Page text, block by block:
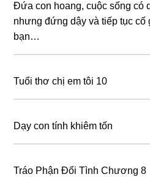
Đứa con hoang, cuộc sống có
nhưng đứng dậy và tiếp tục cố
bạn…
Tuổi thơ chị em tôi 10
Dạy con tính khiêm tốn
Tráo Phận Đổi Tình Chương 8